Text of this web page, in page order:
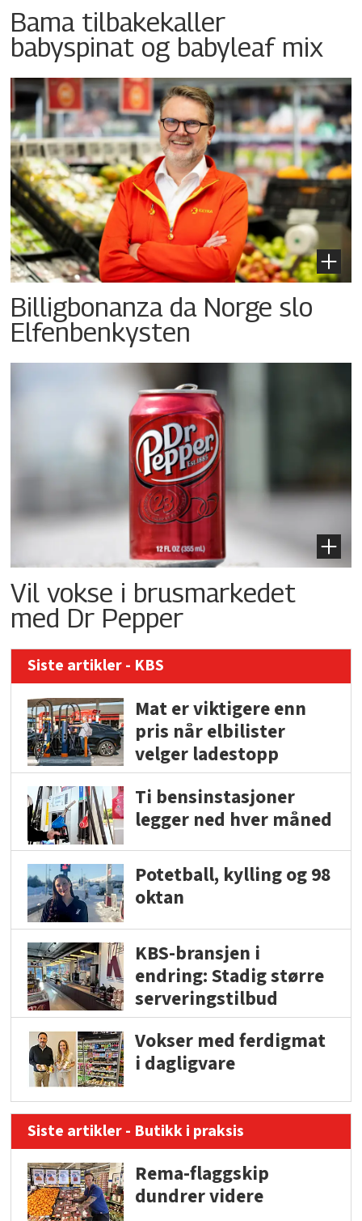
Bama tilbakekaller
babyspinat og babyleaf mix
Billigbonanza da Norge slo
Elfenbenkysten
Vil vokse i brusmarkedet
med Dr Pepper
Siste artikler - KBS
Mat er viktigere enn
pris når elbilister
velger ladestopp
Ti bensinstasjoner
legger ned hver måned
Potetball, kylling og 98
oktan
KBS-bransjen i
endring: Stadig større
serveringstilbud
Vokser med ferdigmat
i dagligvare
Siste artikler - Butikk i praksis
Rema-flaggskip
dundrer videre